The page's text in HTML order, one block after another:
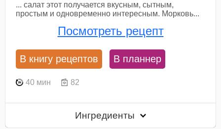
... салат этот получается вкусным, сытным,
простым и одновременно интересным. Морковь...
Посмотреть рецепт
В книгу рецептов В планнер
40 мин 82
Ингредиенты